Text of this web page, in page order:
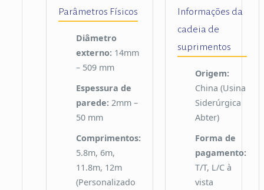
Parâmetros Físicos
Diâmetro
externo: 14mm
– 509 mm
Espessura de
parede: 2mm –
50 mm
Comprimentos:
5.8m, 6m,
11.8m, 12m
(Personalizado
Informações da
cadeia de
suprimentos
Origem:
China (Usina
Siderúrgica
Abter)
Forma de
pagamento:
T/T, L/C à
vista